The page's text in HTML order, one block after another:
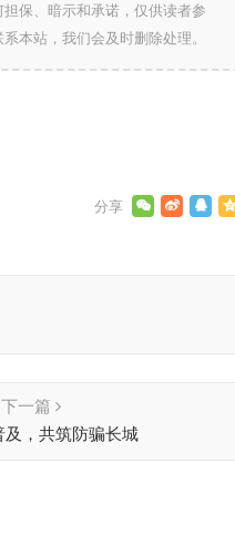
保、暗示和承诺，仅供读者参
本站，我们会及时删除处理。
下一篇
及，共筑防骗长城